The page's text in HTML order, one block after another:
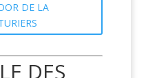
DE LA
DES